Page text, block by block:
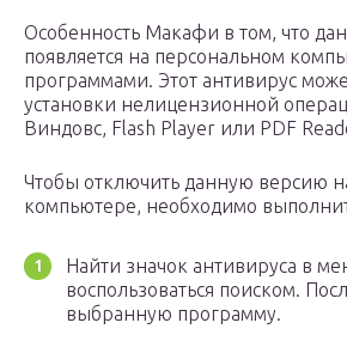
Особенность Макафи в том, что
появляется на персональном
программами. Этот антивирус
установки нелицензионной
Виндовс, Flash Player или PDF
Чтобы отключить данную версию
компьютере, необходимо
Найти значок антивируса в
воспользоваться поиском.
выбранную программу.